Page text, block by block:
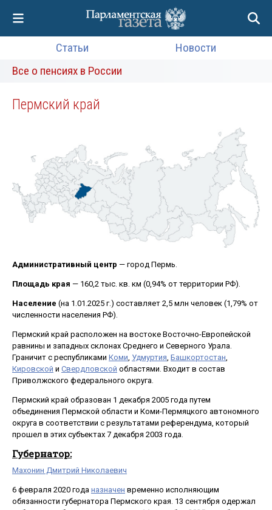
Статьи
Новости
Все о пенсиях в России
Пермский край
Административный центр — город Пермь.
Площадь края — 160,2 тыс. кв. км (0,94% от территории РФ).
Население (на 1.01.2025 г.) составляет 2,5 млн человек (1,79% от
численности населения РФ).
Пермский край расположен на востоке Восточно-Европейской
равнины и западных склонах Среднего и Северного Урала.
Граничит с республиками Коми Удмуртия Башкортостан
Кировской и Свердловской областями. Входит в состав
Приволжского федерального округа.
Пермский край образован 1 декабря 2005 года путем
объединения Пермской области и Коми-Пермяцкого автономного
округа в соответствии с результатами референдума, который
прошел в этих субъектах 7 декабря 2003 года.
Губернатор:
Махонин Дмитрий Николаевич
6 февраля 2020 года назначен временно исполняющим
обязанности губернатора Пермского края. 13 сентября одержал